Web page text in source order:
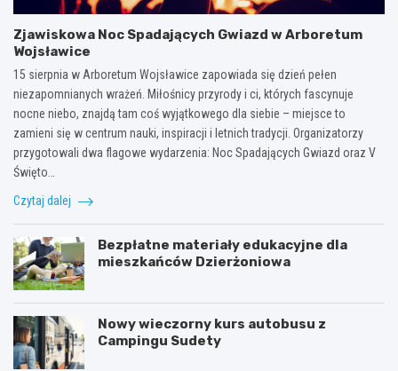
Zjawiskowa Noc Spadających Gwiazd w Arboretum
Wojsławice
15 sierpnia w Arboretum Wojsławice zapowiada się dzień pełen
niezapomnianych wrażeń. Miłośnicy przyrody i ci, których fascynuje
nocne niebo, znajdą tam coś wyjątkowego dla siebie – miejsce to
zamieni się w centrum nauki, inspiracji i letnich tradycji. Organizatorzy
przygotowali dwa flagowe wydarzenia: Noc Spadających Gwiazd oraz V
Święto…
Czytaj dalej
Bezpłatne materiały edukacyjne dla
mieszkańców Dzierżoniowa
Nowy wieczorny kurs autobusu z
Campingu Sudety